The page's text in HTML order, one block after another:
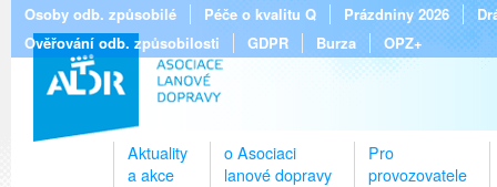
Osoby odb. způsobilé Péče o kvalitu Q Prázdniny 2026
Ověřování odb. způsobilosti
GDPR Burza OPZ+
Aktuality
a akce
o Asociaci
lanové dopravy
Pro
provozovatele